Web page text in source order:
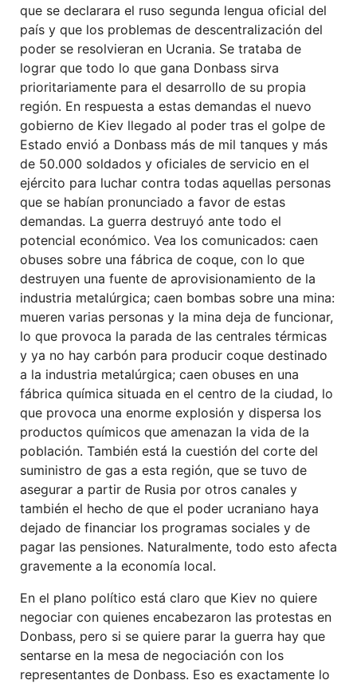
que se declarara el ruso segunda lengua oficial del
país y que los problemas de descentralización del
poder se resolvieran en Ucrania. Se trataba de
lograr que todo lo que gana Donbass sirva
prioritariamente para el desarrollo de su propia
región. En respuesta a estas demandas el nuevo
gobierno de Kiev llegado al poder tras el golpe de
Estado envió a Donbass más de mil tanques y más
de 50.000 soldados y oficiales de servicio en el
ejército para luchar contra todas aquellas personas
que se habían pronunciado a favor de estas
demandas. La guerra destruyó ante todo el
potencial económico. Vea los comunicados: caen
obuses sobre una fábrica de coque, con lo que
destruyen una fuente de aprovisionamiento de la
industria metalúrgica; caen bombas sobre una mina:
mueren varias personas y la mina deja de funcionar,
lo que provoca la parada de las centrales térmicas
y ya no hay carbón para producir coque destinado
a la industria metalúrgica; caen obuses en una
fábrica química situada en el centro de la ciudad, lo
que provoca una enorme explosión y dispersa los
productos químicos que amenazan la vida de la
población. También está la cuestión del corte del
suministro de gas a esta región, que se tuvo de
asegurar a partir de Rusia por otros canales y
también el hecho de que el poder ucraniano haya
dejado de financiar los programas sociales y de
pagar las pensiones. Naturalmente, todo esto afecta
gravemente a la economía local.
En el plano político está claro que Kiev no quiere
negociar con quienes encabezaron las protestas en
Donbass, pero si se quiere parar la guerra hay que
sentarse en la mesa de negociación con los
representantes de Donbass. Eso es exactamente lo